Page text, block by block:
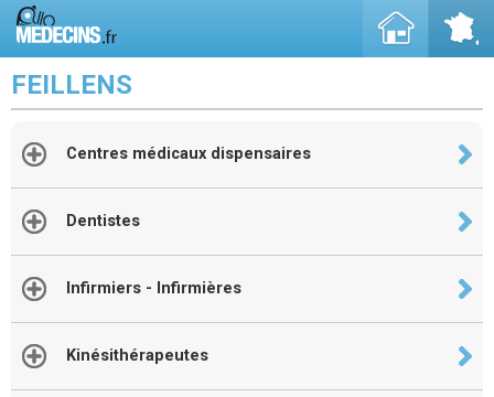
FEILLENS
Centres médicaux dispensaires
Dentistes
Infirmiers - Infirmières
Kinésithérapeutes